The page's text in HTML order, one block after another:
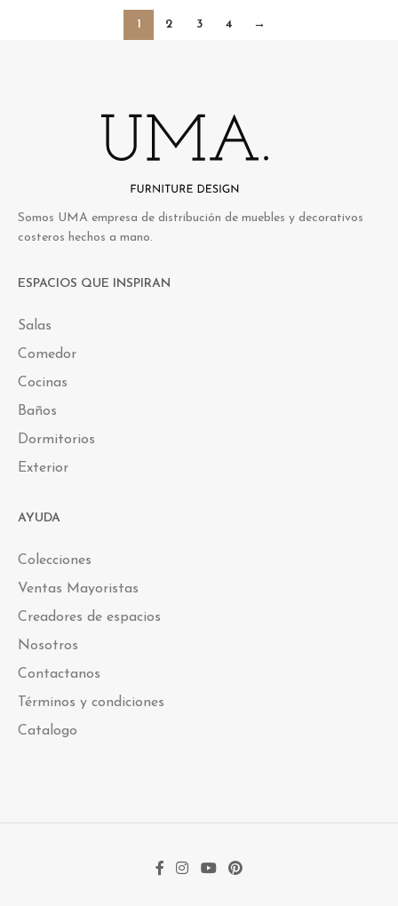
1 2 3 4 →
Somos UMA empresa de distribución de muebles y decorativos
costeros hechos a mano.
ESPACIOS QUE INSPIRAN
Salas
Comedor
Cocinas
Baños
Dormitorios
Exterior
AYUDA
Colecciones
Ventas Mayoristas
Creadores de espacios
Nosotros
Contactanos
Términos y condiciones
Catalogo